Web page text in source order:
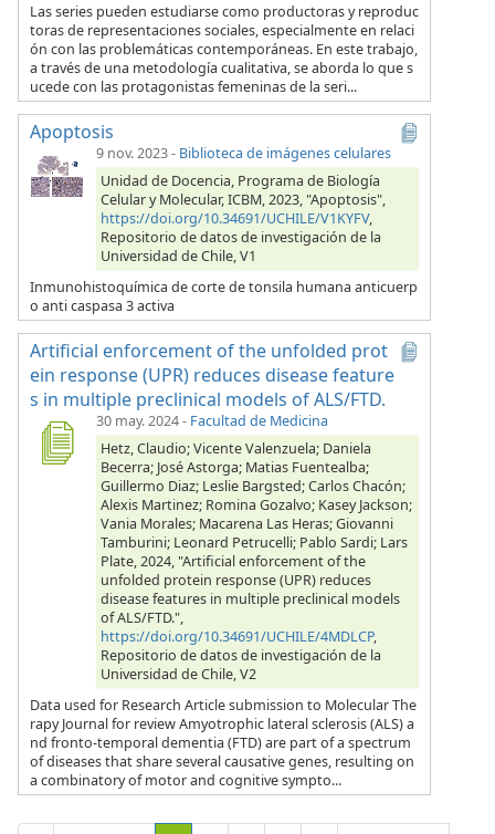
Las series pueden estudiarse como productoras y reproduc
toras de representaciones sociales, especialmente en relaci
ón con las problemáticas contemporáneas. En este trabajo,
a través de una metodología cualitativa, se aborda lo que s
ucede con las protagonistas femeninas de la seri...
Apoptosis
9 nov. 2023- Biblioteca de imágenes celulares
Unidad de Docencia, Programa de Biología
Celular y Molecular, ICBM, 2023, "Apoptosis",
https://doi.org/10.34691/UCHILE/V1KYFV,
Repositorio de datos de investigación de la
Universidad de Chile, V1
Inmunohistoquímica de corte de tonsila humana anticuerp
o anti caspasa 3 activa
Artificial enforcement of the unfolded prot
ein response (UPR) reduces disease feature
s in multiple preclinical models of ALS/FTD.
30 may. 2024- Facultad de Medicina
Hetz, Claudio; Vicente Valenzuela; Daniela
Becerra; José Astorga; Matias Fuentealba;
Guillermo Diaz; Leslie Bargsted; Carlos Chacón;
Alexis Martinez; Romina Gozalvo; Kasey Jackson;
Vania Morales; Macarena Las Heras; Giovanni
Tamburini; Leonard Petrucelli; Pablo Sardi; Lars
Plate, 2024, "Artificial enforcement of the
unfolded protein response (UPR) reduces
disease features in multiple preclinical models
of ALS/FTD.",
https://doi.org/10.34691/UCHILE/4MDLCP,
Repositorio de datos de investigación de la
Universidad de Chile, V2
Data used for Research Article submission to Molecular The
rapy Journal for review Amyotrophic lateral sclerosis (ALS) a
nd fronto-temporal dementia (FTD) are part of a spectrum
of diseases that share several causative genes, resulting on
a combinatory of motor and cognitive sympto...